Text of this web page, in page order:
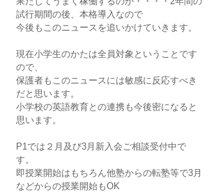
試行期間の後、本格導入なので
今後もこのニュースを追いかけていきます。
現在小学生のかたは全員対象ということです
ので、
保護者もこのニュースには敏感に反応すべき
だと思います。
小学校の英語教育との連携も今後密になると
思います。
P1では２月及び3月新入会ご相談受付中で
す。
即授業開始はもちろん他塾からの転塾等で3月
などからの授業開始もOK